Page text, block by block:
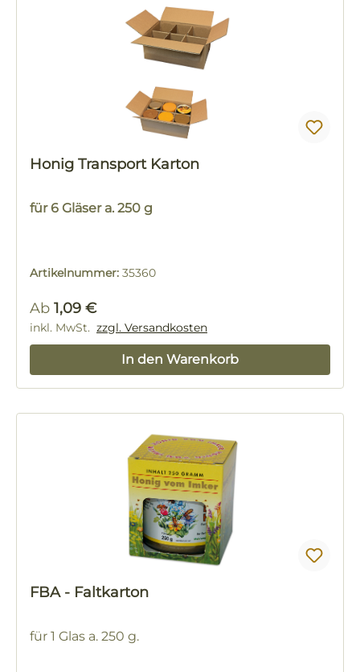
Honig Transport Karton
für 6 Gläser a. 250 g
Artikelnummer: 35360
Regulärer Preis:
Ab 1,09 €
inkl. MwSt. zzgl. Versandkosten
In den Warenkorb
FBA - Faltkarton
für 1 Glas a. 250 g.